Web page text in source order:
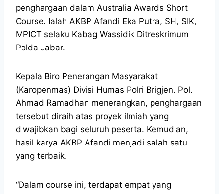
penghargaan dalam Australia Awards Short
Course. Ialah AKBP Afandi Eka Putra, SH, SIK,
MPICT selaku Kabag Wassidik Ditreskrimum
Polda Jabar.
Kepala Biro Penerangan Masyarakat
(Karopenmas) Divisi Humas Polri Brigjen. Pol.
Ahmad Ramadhan menerangkan, penghargaan
tersebut diraih atas proyek ilmiah yang
diwajibkan bagi seluruh peserta. Kemudian,
hasil karya AKBP Afandi menjadi salah satu
yang terbaik.
“Dalam course ini, terdapat empat yang